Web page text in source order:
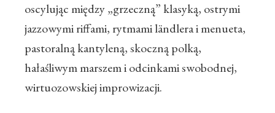
oscylując między „grzeczną” klasyką, ostrymi
jazzowymi riffami, rytmami ländlera i menueta,
pastoralną kantyleną, skoczną polką,
hałaśliwym marszem i odcinkami swobodnej,
wirtuozowskiej improwizacji.